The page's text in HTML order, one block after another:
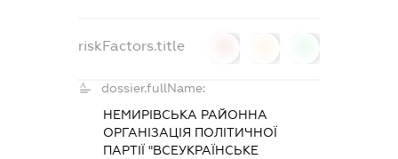
riskFactors.title
dossier.fullName:
НЕМИРІВСЬКА РАЙОННА
ОРГАНІЗАЦІЯ ПОЛІТИЧНОЇ
ПАРТІЇ "ВСЕУКРАЇНСЬКЕ